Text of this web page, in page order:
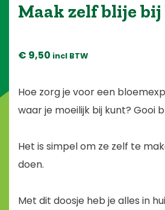
Maak zelf blije
€ 9,50 incl BTW
Hoe zorg je voor een
waar je moeilijk bij kunt? Gooi
Het is simpel om ze zelf te
doen.
Met dit doosje heb je alles in